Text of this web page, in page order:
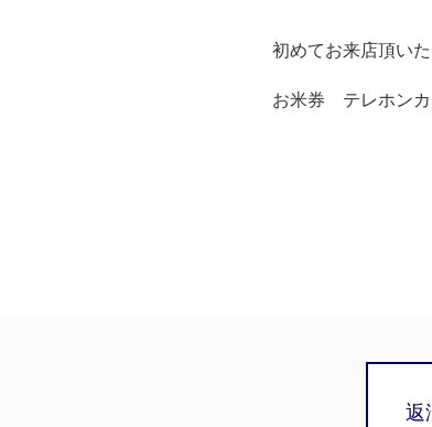
初めてお来店頂い
お米券 テレホン
返